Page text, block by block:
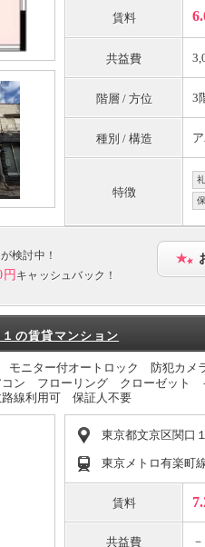
賃料
共益費
階層 / 方位 3
種別 / 構造
特徴
が検討中！
円 キャッシュバック！
の賃貸マンション
モニター付オートロック 防犯カ
ン フローリング クローゼット
線利用可 保証人不要
東京都文京区関口１
東京メトロ有楽町
賃料
共益費 －